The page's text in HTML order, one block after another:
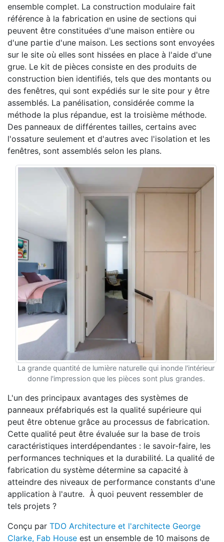
ensemble complet. La construction modulaire fait
référence à la fabrication en usine de sections qui
peuvent être constituées d'une maison entière ou
d'une partie d'une maison. Les sections sont envoyées
sur le site où elles sont hissées en place à l'aide d'une
grue. Le kit de pièces consiste en des produits de
construction bien identifiés, tels que des montants ou
des fenêtres, qui sont expédiés sur le site pour y être
assemblés. La panélisation, considérée comme la
méthode la plus répandue, est la troisième méthode.
Des panneaux de différentes tailles, certains avec
l'ossature seulement et d'autres avec l'isolation et les
fenêtres, sont assemblés selon les plans.
La grande quantité de lumière naturelle qui inonde l'intérieur
donne l'impression que les pièces sont plus grandes.
L'un des principaux avantages des systèmes de
panneaux préfabriqués est la qualité supérieure qui
peut être obtenue grâce au processus de fabrication.
Cette qualité peut être évaluée sur la base de trois
caractéristiques interdépendantes : le savoir-faire, les
performances techniques et la durabilité. La qualité de
fabrication du système détermine sa capacité à
atteindre des niveaux de performance constants d'une
application à l'autre. À quoi peuvent ressembler de
tels projets ?
Conçu par TDO Architecture et l'architecte George
Clarke, Fab House est un ensemble de 10 maisons de